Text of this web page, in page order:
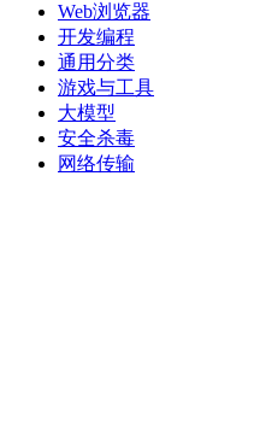
Web浏览器
开发编程
通用分类
游戏与工具
大模型
安全杀毒
网络传输